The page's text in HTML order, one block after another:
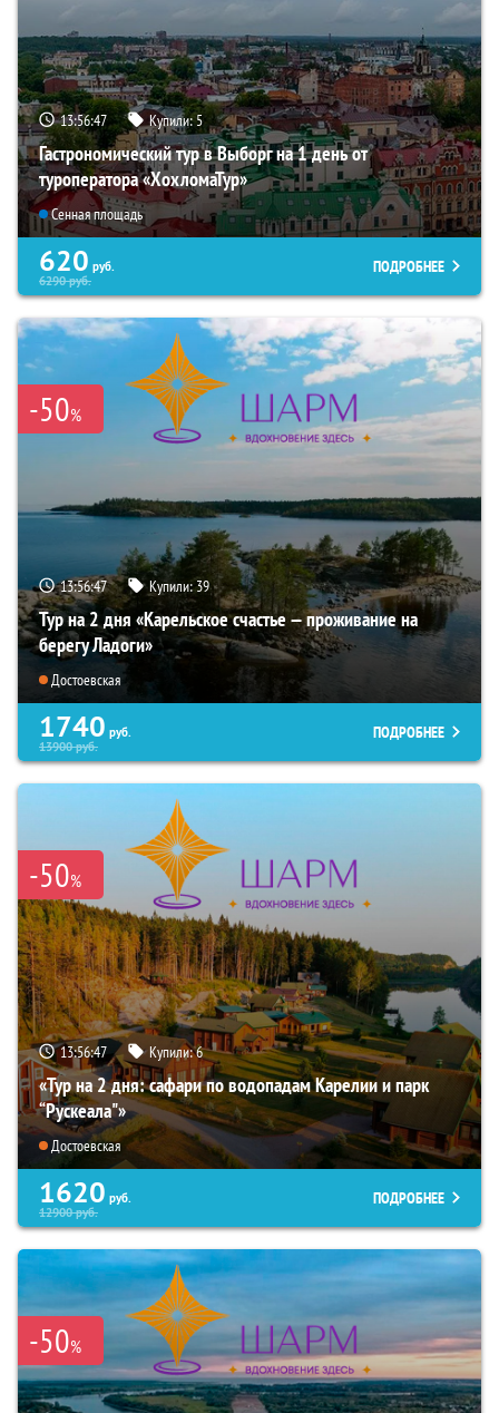
13:56:45 Купили:5
Гастрономический тур в Выборг на 1 день от
туроператора «ХохломаТур»
Сенная площадь
620 руб.
6290руб.
ПОДРОБНЕЕ
-50%
13:56:45 Купили:39
Тур на 2 дня «Карельское счастье — проживание на
берегу Ладоги»
Достоевская
1740 руб.
13900руб.
ПОДРОБНЕЕ
-50%
13:56:45 Купили:6
«Тур на 2 дня: сафари по водопадам Карелии и парк
“Рускеала"»
Достоевская
1620 руб.
12900руб.
ПОДРОБНЕЕ
-50%